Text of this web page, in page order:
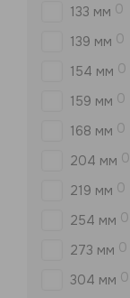
133 мм 0
139 мм 0
154 мм 0
159 мм 0
168 мм 0
204 мм 0
219 мм 0
254 мм 0
273 мм 0
304 мм 0